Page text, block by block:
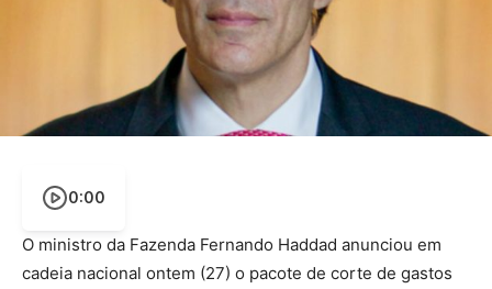
0:00
O ministro da Fazenda Fernando Haddad anunciou em
cadeia nacional ontem (27) o pacote de corte de gastos